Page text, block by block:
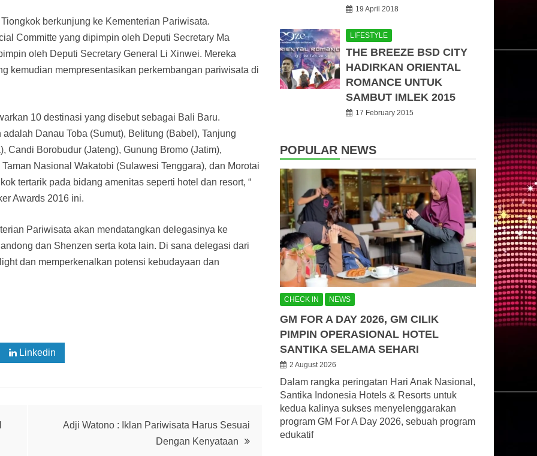
berkunjung ke Kementerian Pariwisata.
Committe yang dipimpin oleh Deputi Secretary Ma
oleh Deputi Secretary General Li Xinwei. Mereka
kemudian mempresentasikan perkembangan pariwisata di
10 destinasi yang disebut sebagai Bali Baru.
Danau Toba (Sumut), Belitung (Babel), Tanjung
Candi Borobudur (Jateng), Gunung Bromo (Jatim),
Nasional Wakatobi (Sulawesi Tenggara), dan Morotai
tertarik pada bidang amenitas seperti hotel dan resort, “
Awards 2016 ini.
Pariwisata akan mendatangkan delegasinya ke
dan Shenzen serta kota lain. Di sana delegasi dari
dan memperkenalkan potensi kebudayaan dan
Linkedin
Adji Watono : Iklan Pariwisata Harus Sesuai
Dengan Kenyataan
19 April 2018
LIFESTYLE
THE BREEZE BSD CITY
HADIRKAN ORIENTAL
ROMANCE UNTUK
SAMBUT IMLEK 2015
17 February 2015
POPULAR NEWS
CHECK IN NEWS
GM FOR A DAY 2026, GM CILIK
PIMPIN OPERASIONAL HOTEL
SANTIKA SELAMA SEHARI
2 August 2026
Dalam rangka peringatan Hari Anak Nasional,
Santika Indonesia Hotels & Resorts untuk
kedua kalinya sukses menyelenggarakan
program GM For A Day 2026, sebuah program
edukatif